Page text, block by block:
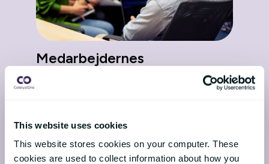
This website uses cookies
This website stores cookies on your computer. These
cookies are used to collect information about how you
Medarbejdernes
forventninger i 2026: Tillid
Denne artikel er skrevet til HR-ledere,
CHRO’er og HR-beslutningstagere i
nordiske organisationer, der arbejder